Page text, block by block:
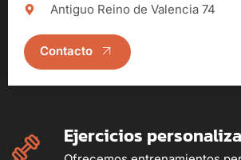
Ejercicios
Antiguo Reino de Valencia 74
Contacto